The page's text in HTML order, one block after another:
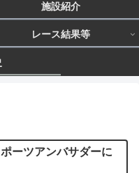
施設紹介
レース結果等
ーツアンバサダーに